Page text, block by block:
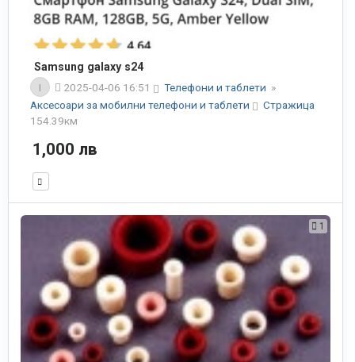
Samsung galaxy s24
I
2025-04-06 16:51 Телефони и таблети »
Аксесоари за мобилни телефони и таблети
Стражица
154.39км
1,000 лв
1